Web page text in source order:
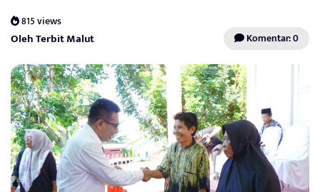
815 views
Oleh Terbit Malut Komentar: 0